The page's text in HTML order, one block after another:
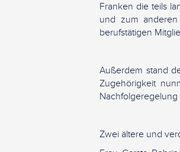
Franken die teils
und zum
berufstätigen
Außerdem stand
Zugehörigkeit
Zwei ältere und